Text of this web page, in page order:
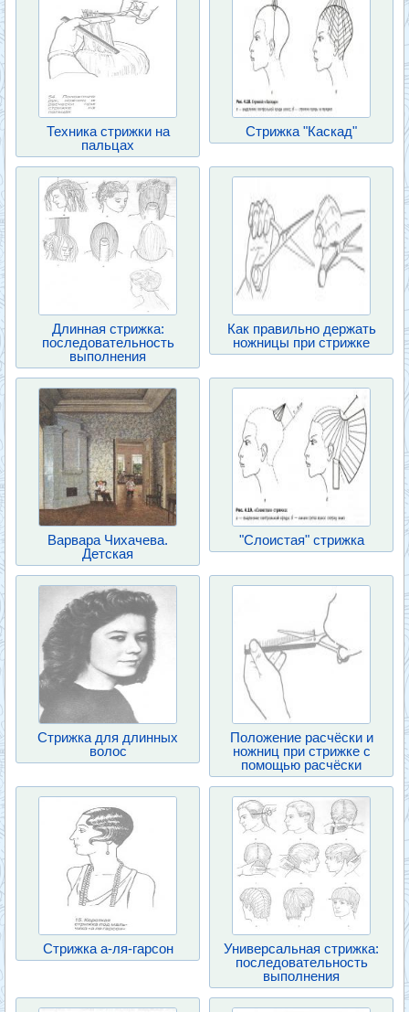
Техника стрижки на
пальцах
Стрижка "Каскад"
Длинная стрижка:
последовательность
выполнения
Как правильно держать
ножницы при стрижке
Варвара Чихачева.
Детская
"Слоистая" стрижка
Стрижка для длинных
волос
Положение расчёски и
ножниц при стрижке с
помощью расчёски
Стрижка а-ля-гарсон
Универсальная стрижка:
последовательность
выполнения